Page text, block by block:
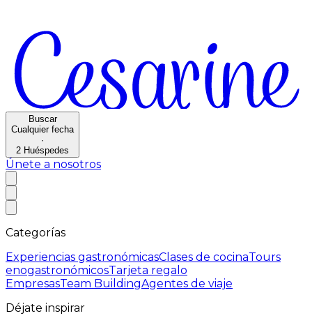
Buscar
Cualquier fecha
·
2 Huéspedes
Únete a nosotros
Categorías
Experiencias gastronómicasClases de cocinaTours
enogastronómicosTarjeta regalo
EmpresasTeam BuildingAgentes de viaje
Déjate inspirar